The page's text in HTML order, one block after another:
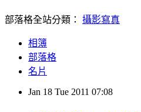
部落格全站分類： 攝影寫真
相簿
部落格
名片
Jan 18 Tue 2011 07:08